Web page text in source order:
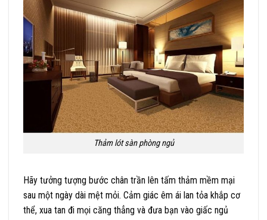
Thảm lót sàn phòng ngủ
Hãy tưởng tượng bước chân trần lên tấm thảm mềm mại
sau một ngày dài mệt mỏi. Cảm giác êm ái lan tỏa khắp cơ
thể, xua tan đi mọi căng thẳng và đưa bạn vào giấc ngủ